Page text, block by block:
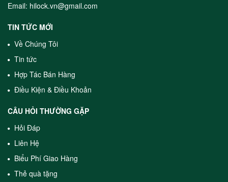
Email: hilock.vn@gmail.com
TIN TỨC MỚI
Về Chúng Tôi
Tin tức
Hợp Tác Bán Hàng
Điều Kiện & Điều Khoản
CÂU HỎI THƯỜNG GẶP
Hỏi Đáp
Liên Hệ
Biểu Phí Giao Hàng
Thẻ quà tặng